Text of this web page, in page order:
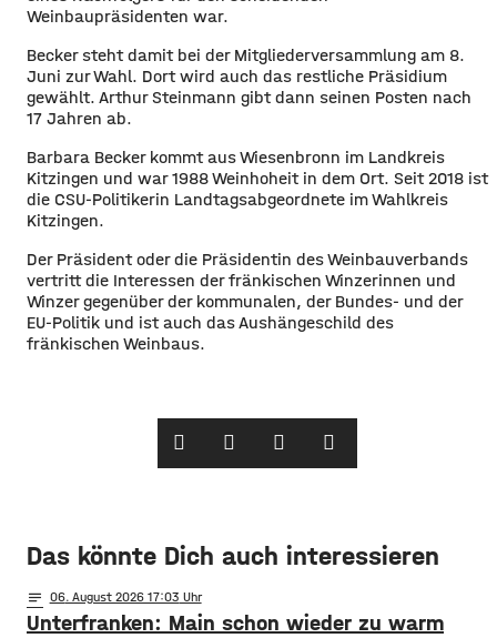
Weinbaupräsidenten war.
Becker steht damit bei der Mitgliederversammlung am 8.
Juni zur Wahl. Dort wird auch das restliche Präsidium
gewählt. Arthur Steinmann gibt dann seinen Posten nach
17 Jahren ab.
Barbara Becker kommt aus Wiesenbronn im Landkreis
Kitzingen und war 1988 Weinhoheit in dem Ort. Seit 2018 ist
die CSU-Politikerin Landtagsabgeordnete im Wahlkreis
Kitzingen.
Der Präsident oder die Präsidentin des Weinbauverbands
vertritt die Interessen der fränkischen Winzerinnen und
Winzer gegenüber der kommunalen, der Bundes- und der
EU-Politik und ist auch das Aushängeschild des
fränkischen Weinbaus.
Das könnte Dich auch interessieren
notes 06. August 2026 17:03
Unterfranken: Main schon wieder zu warm